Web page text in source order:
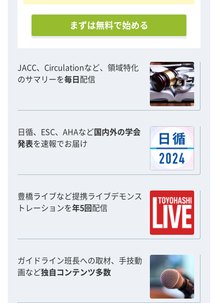
まずは無料で始める
JACC、Circulationなど、領域特化
のサマリーを毎日 配信
日循、ESC、AHAなど国内外の学会
発表を速報でお届け
豊橋ライブなど提携ライブデモンス
トレーションを年5回 配信
ガイドライン班長への取材、手技動
画など独自コンテンツ多数